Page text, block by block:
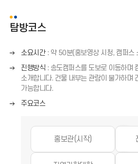
탐방코스
오
른
쪽
화
살
표
소요시간: 약 50분(홍보영상 시청, 캠퍼스
오
른
쪽
화
살
진행방식 : 송도캠퍼스를 도보로 이동하며
소개합니다. 건물 내부는 관람이 불가하며
가능합니다.
오
주요코스
홍보관(시작)